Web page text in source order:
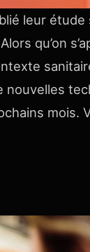
leur
qu’on
mois.